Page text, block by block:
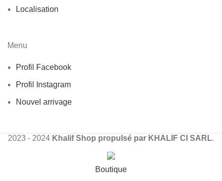
Localisation
Menu
Profil Facebook
Profil Instagram
Nouvel arrivage
2023 - 2024 Khalif Shop propulsé par KHALIF CI SARL.
Boutique